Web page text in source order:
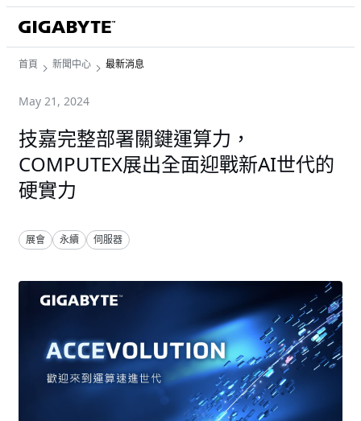
首頁 新聞中心 最新消息
May 21, 2024
技嘉完整部署關鍵運算力，
COMPUTEX展出全面迎戰新AI世代的
硬實力
展會 永續 伺服器